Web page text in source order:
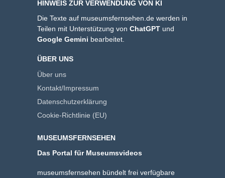
HINWEIS ZUR VERWENDUNG VON KI
Die Texte auf museumsfernsehen.de werden in
Teilen mit Unterstützung von ChatGPT und
Google Gemini bearbeitet.
ÜBER UNS
Über uns
Kontakt/Impressum
Datenschutzerklärung
Cookie-Richtlinie (EU)
MUSEUMSFERNSEHEN
Das Portal für Museumsvideos
museumsfernsehen bündelt frei verfügbare